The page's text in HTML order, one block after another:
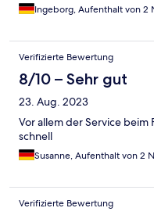
Ingeborg, Aufenthalt von 2
Verifizierte Bewertung
8/10 – Sehr gut
23. Aug. 2023
Vor allem der Service
schnell
Susanne, Aufenthalt von 2
Verifizierte Bewertung